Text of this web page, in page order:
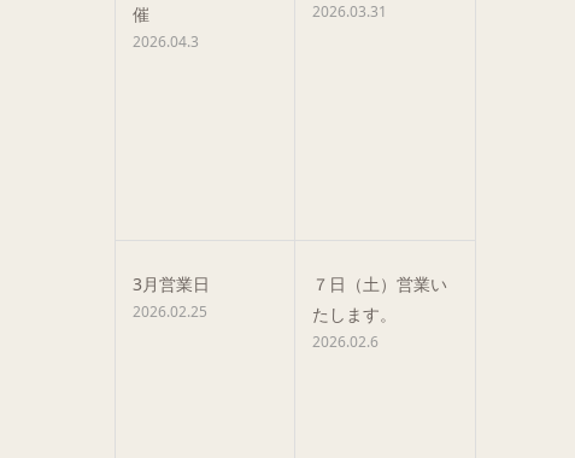
催
2026.04.3
2026.03.31
3月営業日
2026.02.25
７日（土）営業い
たします。
2026.02.6